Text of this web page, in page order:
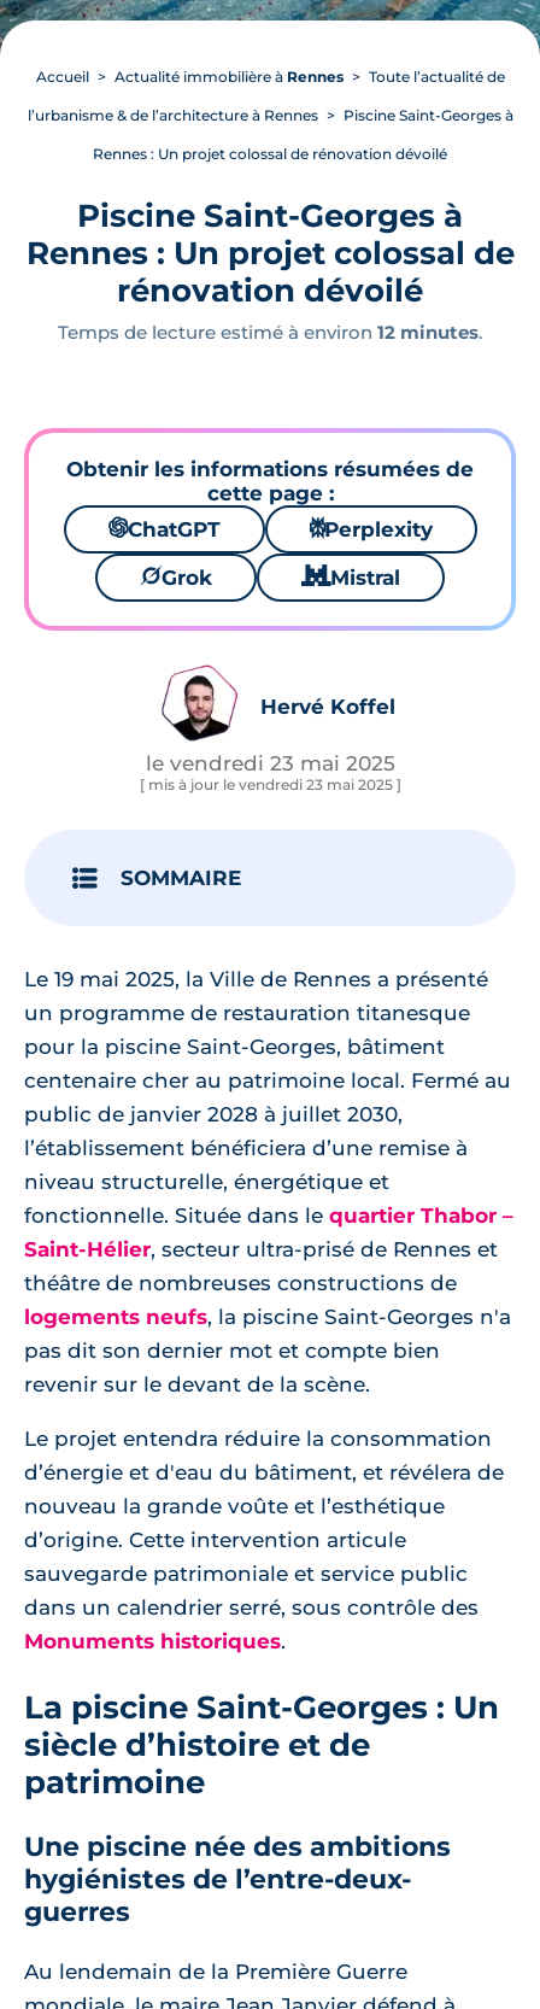
Accueil Actualité immobilière à Rennes Toute l’actualité de
l’urbanisme & de l’architecture à Rennes Piscine Saint-Georges à
Rennes : Un projet colossal de rénovation dévoilé
Piscine Saint-Georges à
Rennes : Un projet colossal de
rénovation dévoilé
Temps de lecture estimé à environ 12 minutes.
Obtenir les informations résumées de
cette page :
🌌ChatGPT ⚙Perplexity
🪐Grok 🐱 Mistral
Hervé Koffel
le vendredi 23 mai 2025
[ mis à jour le vendredi 23 mai 2025 ]
SOMMAIRE
Le 19 mai 2025, la Ville de Rennes a présenté
un programme de restauration titanesque
pour la piscine Saint-Georges, bâtiment
centenaire cher au patrimoine local. Fermé au
public de janvier 2028 à juillet 2030,
l’établissement bénéficiera d’une remise à
niveau structurelle, énergétique et
fonctionnelle. Située dans le quartier Thabor –
Saint-Hélier, secteur ultra-prisé de Rennes et
théâtre de nombreuses constructions de
logements neufs, la piscine Saint-Georges n'a
pas dit son dernier mot et compte bien
revenir sur le devant de la scène.
Le projet entendra réduire la consommation
d’énergie et d'eau du bâtiment, et révélera de
nouveau la grande voûte et l’esthétique
d’origine. Cette intervention articule
sauvegarde patrimoniale et service public
dans un calendrier serré, sous contrôle des
Monuments historiques.
La piscine Saint-Georges : Un
siècle d’histoire et de
patrimoine
Une piscine née des ambitions
hygiénistes de l’entre-deux-
guerres
Au lendemain de la Première Guerre